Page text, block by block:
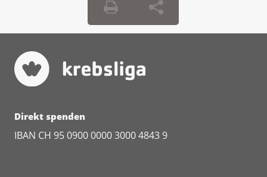
Direkt spenden
IBAN CH 95 0900 0000 3000 4843 9